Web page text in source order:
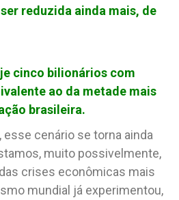
reduzida ainda mais, de
cinco bilionários com
ao da metade mais
brasileira.
esse cenário se torna ainda
muito possivelmente,
crises econômicas mais
mundial já experimentou,